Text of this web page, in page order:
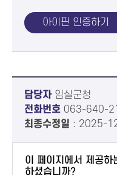
아이핀 인증하기
담당자임실군청
전화번호 063-640-
최종수정일 : 2025-
이 페이지에서 제공
하셨습니까?